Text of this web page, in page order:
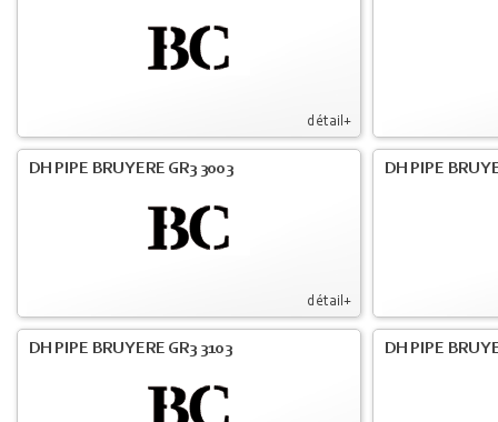
détail+
détail+
DH PIPE BRUYERE GR3 3003 DH PIPE
DH PIPE BRUYERE GR3 3103 DH PIPE